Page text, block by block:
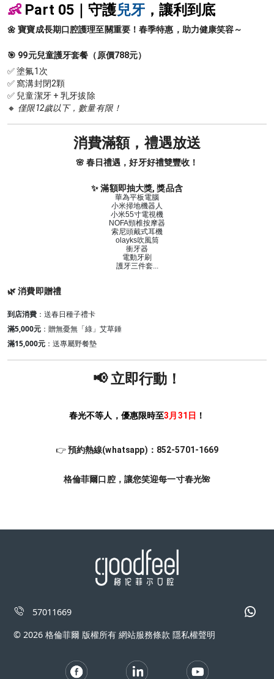
👶 Part 05｜守護兒牙，讓利到底
🌼 寶寶成長期口腔護理至關重要！春季特惠，助力健康笑容～
🎯 99元兒童護牙套餐（原價788元）
✅ 塗氟1次
✅ 窩溝封閉2顆
✅ 兒童潔牙 + 乳牙拔除
🔸 僅限12歲以下，數量有限！
消費滿額，禮遇放送
🌸 春日禮遇，好牙好禮雙豐收！
✨滿額即抽大獎,獎品含
華為平板電腦
小米掃地機器人
小米55寸電視機
NOFA頸椎按摩器
索尼頭戴式耳機
olayks吹風筒
衝牙器
電動牙刷
護牙三件套...
🌿 消費即贈禮
到店消費 ：送春日種子禮卡
滿5,000元 ：贈無憂無「綠」艾草錘
滿15,000元 ：送專屬野餐墊
📢 立即行動！
春光不等人，優惠限時至3月31日 ！
👉預約熱線(whatsapp)：852-5701-1669
格倫菲爾口腔，讓您笑迎每一寸春光🌺
57011669
© 2026 格倫菲爾 版權所有 網站服務條款 隱私權聲明